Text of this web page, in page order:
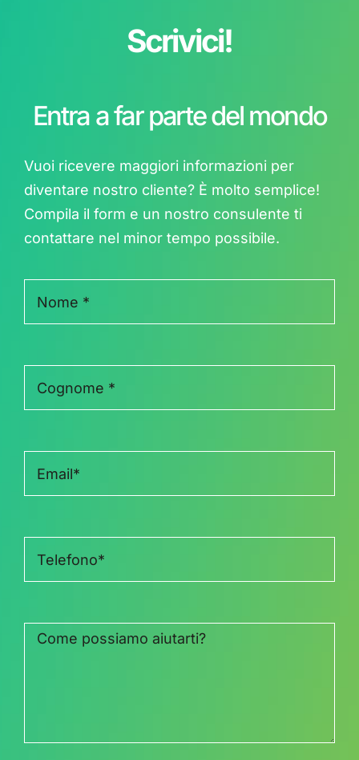
Scrivici!
Entra a far parte del mondo
Vuoi ricevere maggiori informazioni per
diventare nostro cliente? È molto semplice!
Compila il form e un nostro consulente ti
contattare nel minor tempo possibile.